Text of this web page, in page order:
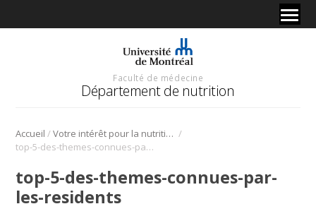
Faculté de médecine
Département de nutrition
Accueil / Votre intérêt pour la nutrition et l’alimentation /
top-5-des-themes-connues-par-les-residents
top-5-des-themes-connues-par-
les-residents